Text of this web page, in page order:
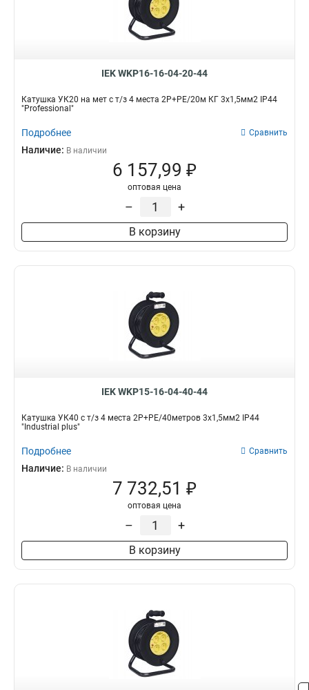
IEK WKP16-16-04-20-44
Катушка УК20 на мет с т/з 4 места 2Р+PЕ/20м КГ 3х1,5мм2 IP44
"Professional"
Подробнее Сравнить
Наличие: В наличии
6 157,99 ₽
оптовая цена
– +
В корзину
IEK WKP15-16-04-40-44
Катушка УК40 с т/з 4 места 2Р+PЕ/40метров 3х1,5мм2 IP44
"Industrial plus"
Подробнее Сравнить
Наличие: В наличии
7 732,51 ₽
оптовая цена
– +
В корзину